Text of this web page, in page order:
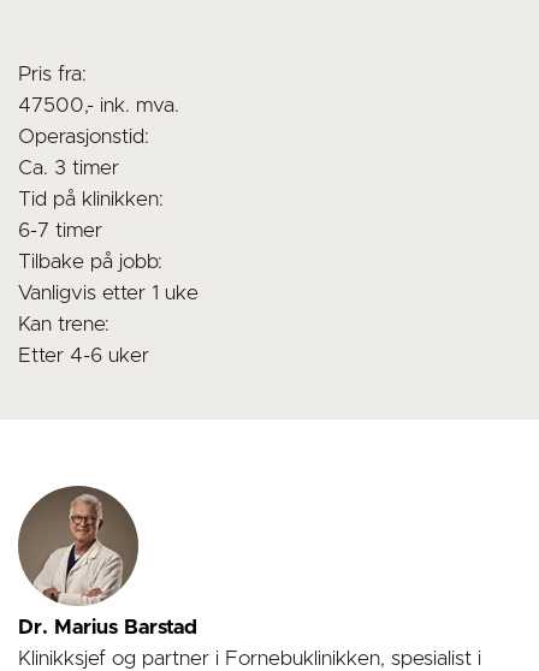
Pris fra:
47500,- ink. mva.
Operasjonstid:
Ca. 3 timer
Tid på klinikken:
6-7 timer
Tilbake på jobb:
Vanligvis etter 1 uke
Kan trene:
Etter 4-6 uker
Dr. Marius Barstad
Klinikksjef og partner i Fornebuklinikken, spesialist i